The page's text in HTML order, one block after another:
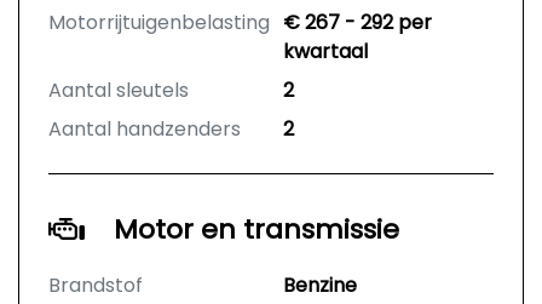
Motorrijtuigenbelasting € 267 - 292 per
kwartaal
Aantal sleutels
2
Aantal handzenders
2
Motor en transmissie
Brandstof
Benzine